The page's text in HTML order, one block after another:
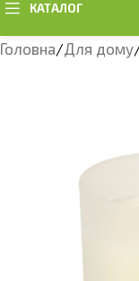
КАТАЛОГ
Головна Для дому